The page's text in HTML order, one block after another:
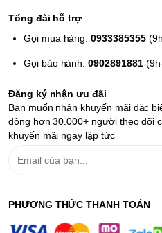
Tổng đài hỗ trợ
Gọi mua hàng:0933385355
Gọi bảo hành:0902891881
Đăng ký nhận ưu đãi
Bạn muốn nhận khuyến mãi đặc
động hơn 30.000+ người theo dõi
khuyến mãi ngay lập tức
PHƯƠNG THỨC THANH TOÁN